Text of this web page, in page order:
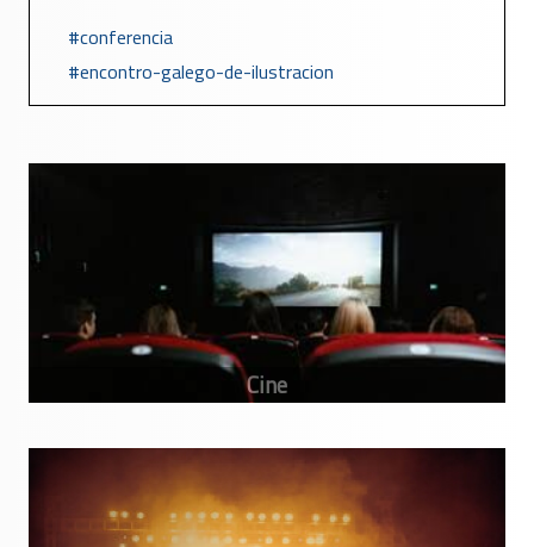
conferencia
encontro-galego-de-ilustracion